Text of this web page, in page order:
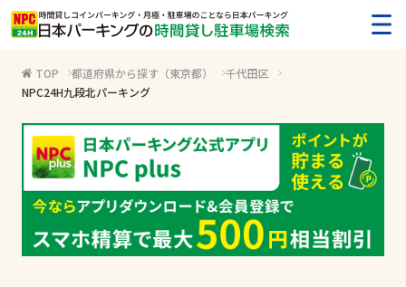
TOP 都道府県から探す（東京都）
千代田区
NPC24H九段北パーキング